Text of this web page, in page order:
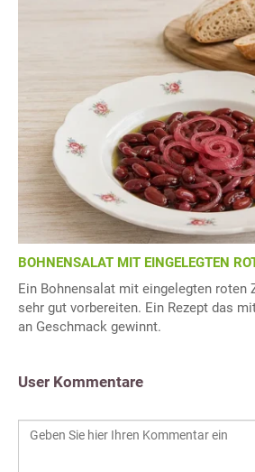
BOHNENSALAT MIT EINGELEGTEN
Ein Bohnensalat mit eingelegten roten
sehr gut vorbereiten. Ein Rezept das
an Geschmack gewinnt.
User Kommentare